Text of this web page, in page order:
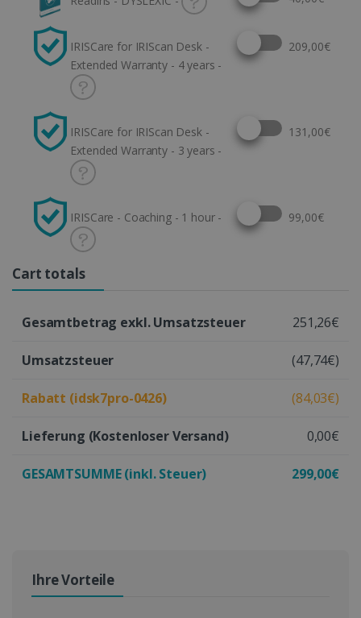
IRISCare for IRIScan Desk -
Extended Warranty - 4 years -
Select this option
209,00€
IRISCare for IRIScan Desk -
Extended Warranty - 3 years -
Select this option
131,00€
IRISCare - Coaching - 1 hour - Select this option
99,00€
Cart totals
Gesamtbetrag exkl. Umsatzsteuer 251,26€
Umsatzsteuer (47,74€)
Rabatt (idsk7pro-0426) (84,03€)
Lieferung (Kostenloser Versand) 0,00€
GESAMTSUMME (inkl. Steuer) 299,00€
Ihre Vorteile